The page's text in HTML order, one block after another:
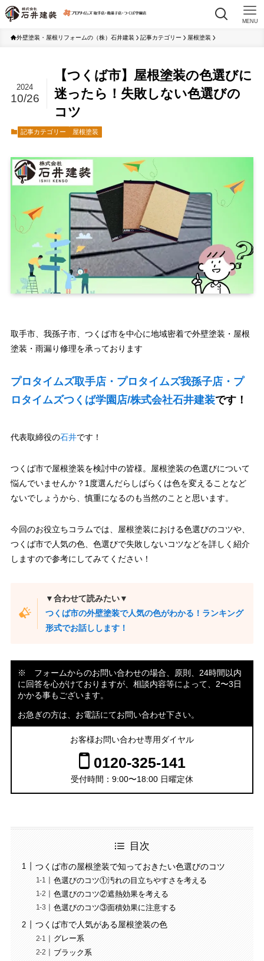
MENU
外壁塗装・屋根リフォームの（株）石井建装 記事カテゴリー 屋根塗装
【つくば市】屋根塗装の色選びに
迷ったら！失敗しない色選びの
コツ
2024
10/26
記事カテゴリー 屋根塗装
取手市、我孫子市、つくば市を中心に地域密着で外壁塗装・屋根
塗装・雨漏り修理を承っております
プロタイムズ取手店・プロタイムズ我孫子店・プ
ロタイムズつくば学園店/株式会社石井建装です！
代表取締役の石井です！
つくば市で屋根塗装を検討中の皆様。屋根塗装の色選びについて
悩んでいませんか？1度選んだらしばらくは色を変えることなど
ないでしょうから、慎重になるのも当然のことと思います。
今回のお役立ちコラムでは、屋根塗装における色選びのコツや、
つくば市で人気の色、色選びで失敗しないコツなどを詳しく紹介
しますので参考にしてみてください！
▼合わせて読みたい▼
つくば市の外壁塗装で人気の色がわかる！ランキング
形式でお話しします！
※ フォームからのお問い合わせの場合、原則、24時間以内
に回答を心がけておりますが、相談内容等によって、2〜3日
かかる事もございます。
お急ぎの方は、お電話にてお問い合わせ下さい。
お客様お問い合わせ専用ダイヤル
0120-325-141
受付時間：9:00〜18:00 日曜定休
目次
つくば市の屋根塗装で知っておきたい色選びのコツ
色選びのコツ①汚れの目立ちやすさを考える
色選びのコツ②遮熱効果を考える
色選びのコツ③面積効果に注意する
つくば市で人気がある屋根塗装の色
グレー系
ブラック系